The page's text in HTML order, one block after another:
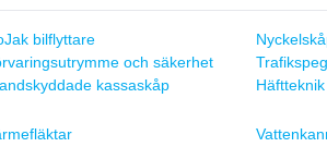
bilflyttare
och säkerhet
kassaskåp
Häftteknik